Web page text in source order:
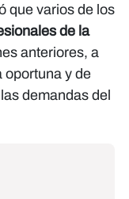
que varios de los
de la
anteriores, a
oportuna y de
demandas del